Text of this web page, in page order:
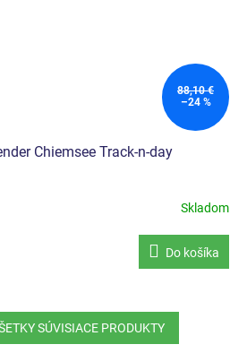
88,10 €
–24 %
Chiemsee Track-n-day
Skladom
Do košíka
SÚVISIACE PRODUKTY